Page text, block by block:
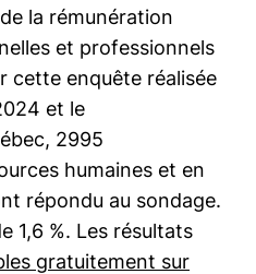
la rémunération
et professionnels
cette enquête réalisée
et le
2995
humaines et en
répondu au sondage.
1,6 %. Les résultats
gratuitement sur